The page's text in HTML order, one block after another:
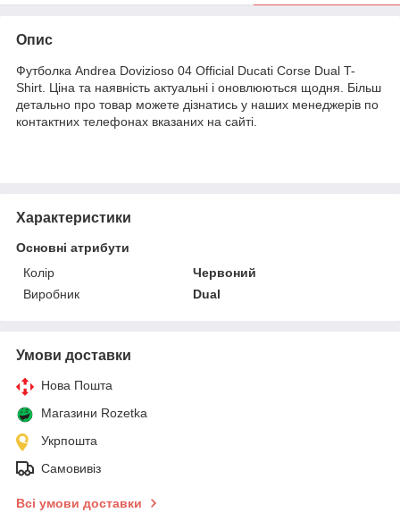
Опис
Футболка Andrea Dovizioso 04 Official Ducati Corse Dual T-
Shirt. Ціна та наявність актуальні і оновлюються щодня. Більш
детально про товар можете дізнатись у наших менеджерів по
контактних телефонах вказаних на сайті.
Характеристики
Основні атрибути
Колір
Червоний
Виробник
Dual
Умови доставки
Нова Пошта
Магазини Rozetka
Укрпошта
Самовивіз
Всі умови доставки